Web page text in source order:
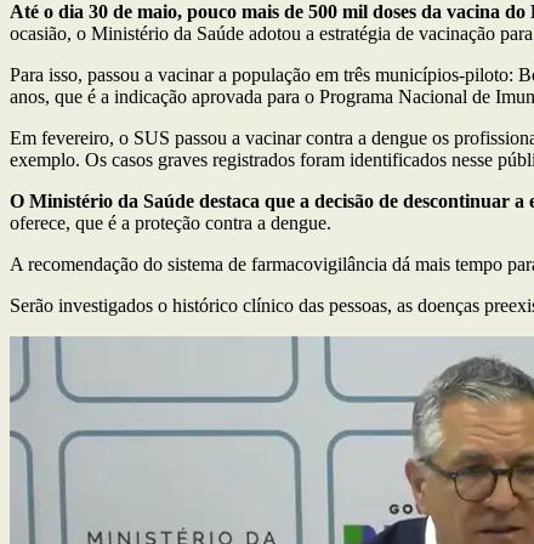
Até o dia 30 de maio, pouco mais de 500 mil doses da vacina
ocasião, o Ministério da Saúde adotou a estratégia de vacinação
Para isso, passou a vacinar a população em três municípios-piloto:
anos, que é a indicação aprovada para o Programa Nacional de
Em fevereiro, o SUS passou a vacinar contra a dengue os
exemplo. Os casos graves registrados foram identificados nesse
O Ministério da Saúde destaca que a decisão de descontinuar a
oferece, que é a proteção contra a dengue.
A recomendação do sistema de farmacovigilância dá mais tempo
Serão investigados o histórico clínico das pessoas, as doenças